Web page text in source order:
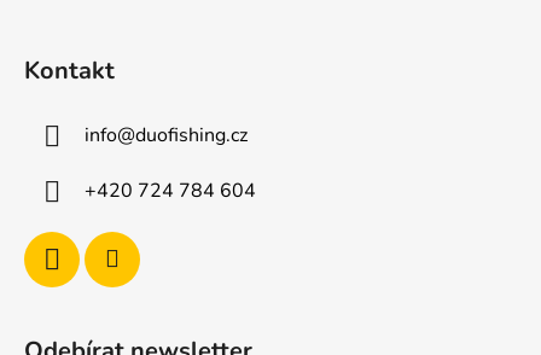
Kontakt
info@duofishing.cz
+420 724 784 604